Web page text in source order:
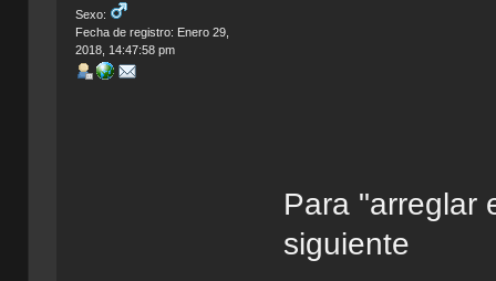
Sexo:
Fecha de registro: Enero 29,
2018, 14:47:58 pm
Para "arreglar
siguiente